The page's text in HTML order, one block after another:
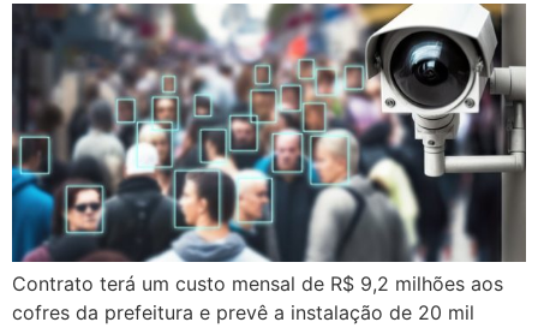
Contrato terá um custo mensal de R$ 9,2 milhões aos
cofres da prefeitura e prevê a instalação de 20 mil